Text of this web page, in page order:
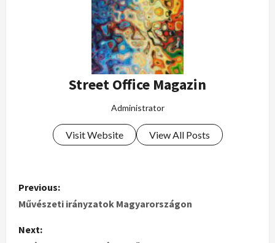
Street Office Magazin
Administrator
Visit Website View All Posts
Previous:
Művészeti irányzatok Magyarországon
Next: